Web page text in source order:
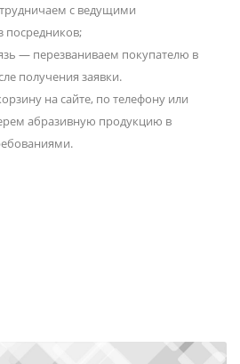
с ведущими
посредников;
— перезваниваем покупателю в
получения заявки.
на сайте, по телефону или
абразивную продукцию в